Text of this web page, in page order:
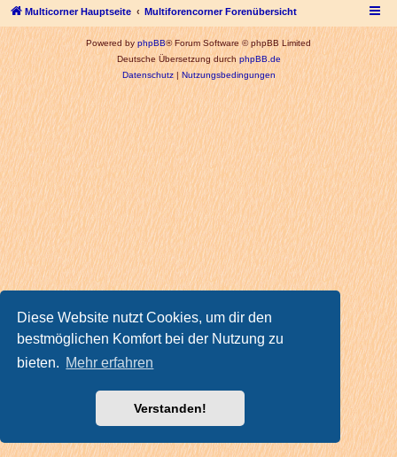
Diese Website nutzt Cookies, um dir den
bestmöglichen Komfort bei der Nutzung zu
bieten. Mehr erfahren
Verstanden!
Multicorner Hauptseite Multiforencorner Forenübersicht
Powered byphpBB® Forum Software © phpBB Limited
Deutsche Übersetzung durchphpBB.de
Datenschutz|Nutzungsbedingungen